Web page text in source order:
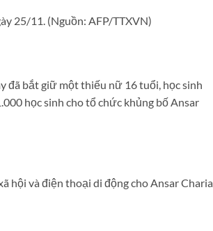
25/11. (Nguồn: AFP/TTXVN)
đã bắt giữ một thiếu nữ 16 tuổi, học sinh
học sinh cho tổ chức khủng bố Ansar
hội và điện thoại di động cho Ansar Charia